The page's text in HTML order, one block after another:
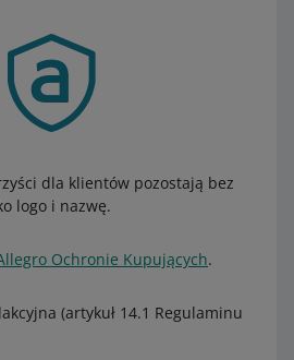
dla klientów pozostają bez
logo i nazwę.
Ochronie Kupujących.
(artykuł 14.1 Regulaminu